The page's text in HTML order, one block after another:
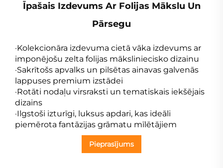
Īpašais Izdevums Ar Folijas Mākslu Un
Pārsegu
·Kolekcionāra izdevuma cietā vāka izdevums ar
imponējošu zelta folijas māksliniecisko dizainu
·Sakrītošs apvalks un pilsētas ainavas galvenās
lappuses premium izstādei
·Rotāti nodaļu virsraksti un tematiskais iekšējais
dizains
·Ilgstoši izturīgi, luksus apdari, kas ideāli
piemērota fantāzijas grāmatu mīlētājiem
Pieprasījums